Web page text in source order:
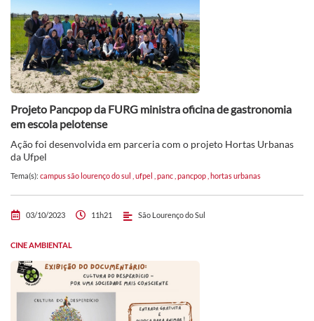
Projeto Pancpop da FURG ministra oficina de gastronomia
em escola pelotense
Ação foi desenvolvida em parceria com o projeto Hortas Urbanas
da Ufpel
Tema(s): campus são lourenço do sul ufpel panc pancpop hortas urbanas
03/10/2023 11h21 São Lourenço do Sul
CINE AMBIENTAL